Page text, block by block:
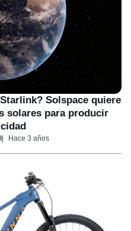
Solspace quiere
solares para producir
Hace 3 años